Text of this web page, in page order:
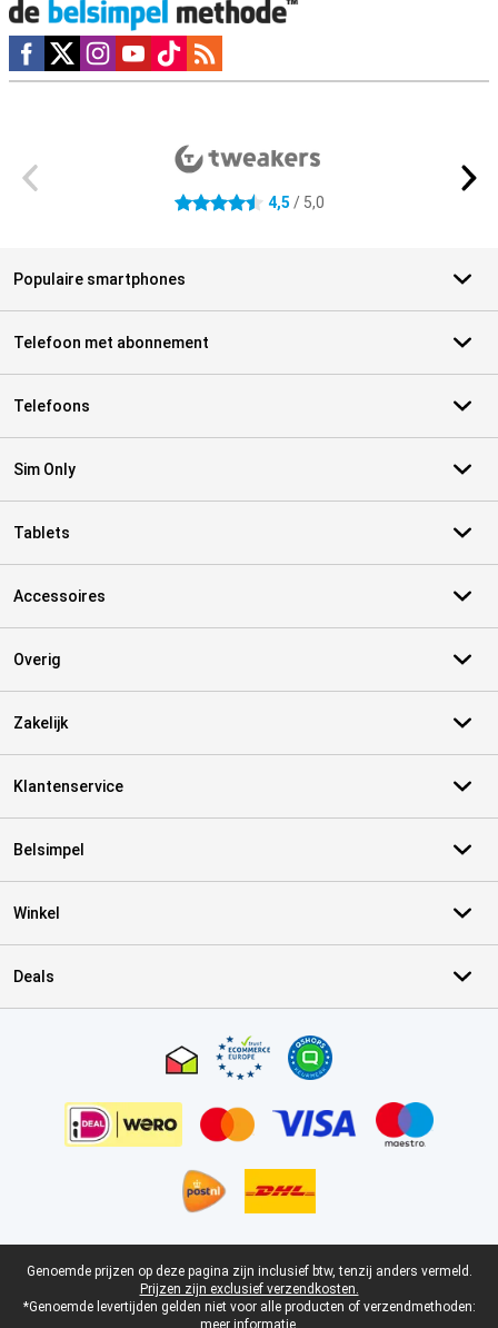
Social media
4.5 sterren 4,5 / 5,0
Populaire smartphones
Telefoon met abonnement
Telefoons
Sim Only
Tablets
Accessoires
Overig
Zakelijk
Klantenservice
Belsimpel
Winkel
Deals
Juridische voettekst
Genoemde prijzen op deze pagina zijn inclusief btw, tenzij anders vermeld.
Prijzen zijn exclusief verzendkosten.
*Genoemde levertijden gelden niet voor alle producten of verzendmethoden:
meer informatie.